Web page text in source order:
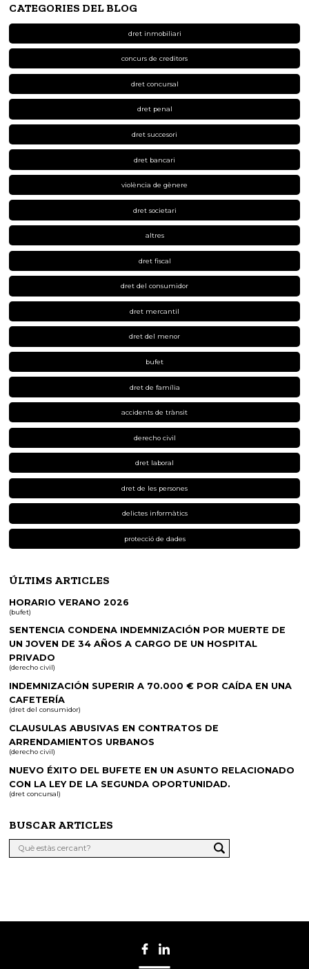
CATEGORIES DEL BLOG
dret inmobiliari
concurs de creditors
dret concursal
dret penal
dret succesori
dret bancari
violència de gènere
dret societari
altres
dret fiscal
dret del consumidor
dret mercantil
dret del menor
bufet
dret de família
accidents de trànsit
derecho civil
dret laboral
dret de les persones
delictes informàtics
protecció de dades
ÚLTIMS ARTICLES
HORARIO VERANO 2026
(bufet)
SENTENCIA CONDENA INDEMNIZACIÓN POR MUERTE DE
UN JOVEN DE 34 AÑOS A CARGO DE UN HOSPITAL
PRIVADO
(derecho civil)
INDEMNIZACIÓN SUPERIR A 70.000 € POR CAÍDA EN UNA
CAFETERÍA
(dret del consumidor)
CLAUSULAS ABUSIVAS EN CONTRATOS DE
ARRENDAMIENTOS URBANOS
(derecho civil)
NUEVO ÉXITO DEL BUFETE EN UN ASUNTO RELACIONADO
CON LA LEY DE LA SEGUNDA OPORTUNIDAD.
(dret concursal)
BUSCAR ARTICLES